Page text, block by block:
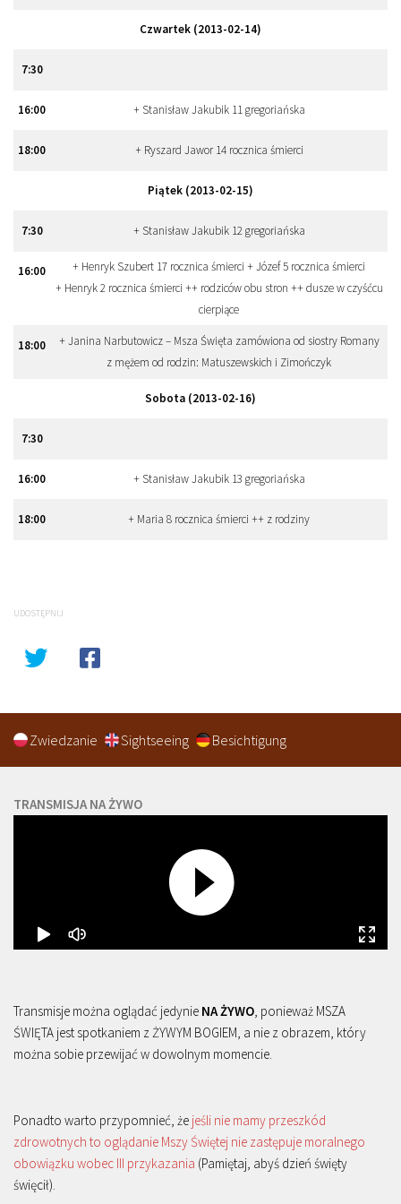
Czwartek (2013-02-14)
7:30
16:00 + Stanisław Jakubik 11 gregoriańska
18:00 + Ryszard Jawor 14 rocznica śmierci
Piątek (2013-02-15)
7:30 + Stanisław Jakubik 12 gregoriańska
16:00
+ Henryk Szubert 17 rocznica śmierci + Józef 5 rocznica śmierci
+ Henryk 2 rocznica śmierci ++ rodziców obu stron ++ dusze w czyśćcu
cierpiące
18:00
+ Janina Narbutowicz – Msza Święta zamówiona od siostry Romany
z mężem od rodzin: Matuszewskich i Zimończyk
Sobota (2013-02-16)
7:30
16:00 + Stanisław Jakubik 13 gregoriańska
18:00 + Maria 8 rocznica śmierci ++ z rodziny
UDOSTĘPNIJ
Zwiedzanie Sightseeing Besichtigung
TRANSMISJA NA ŻYWO
Transmisje można oglądać jedynie NA ŻYWO , ponieważ MSZA
ŚWIĘTA jest spotkaniem z ŻYWYM BOGIEM, a nie z obrazem, który
można sobie przewijać w dowolnym momencie.
Ponadto warto przypomnieć, że jeśli nie mamy przeszkód
zdrowotnych to oglądanie Mszy Świętej nie zastępuje moralnego
obowiązku wobec III przykazania (Pamiętaj, abyś dzień święty
święcił).